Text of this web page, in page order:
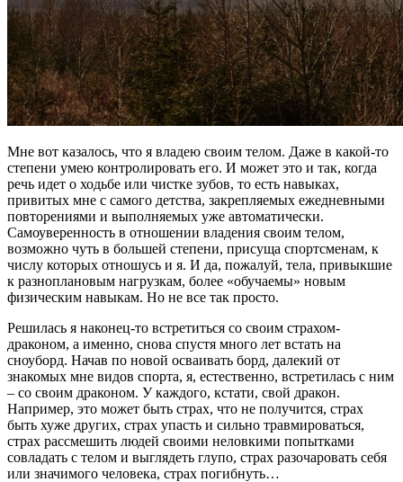
Мне вот казалось, что я владею своим телом. Даже в какой-то
степени умею контролировать его. И может это и так, когда
речь идет о ходьбе или чистке зубов, то есть навыках,
привитых мне с самого детства, закрепляемых ежедневными
повторениями и выполняемых уже автоматически.
Самоуверенность в отношении владения своим телом,
возможно чуть в большей степени, присуща спортсменам, к
числу которых отношусь и я. И да, пожалуй, тела, привыкшие
к разноплановым нагрузкам, более «обучаемы» новым
физическим навыкам. Но не все так просто.
Решилась я наконец-то встретиться со своим страхом-
драконом, а именно, снова спустя много лет встать на
сноуборд. Начав по новой осваивать борд, далекий от
знакомых мне видов спорта, я, естественно, встретилась с ним
– со своим драконом. У каждого, кстати, свой дракон.
Например, это может быть страх, что не получится, страх
быть хуже других, страх упасть и сильно травмироваться,
страх рассмешить людей своими неловкими попытками
совладать с телом и выглядеть глупо, страх разочаровать себя
или значимого человека, страх погибнуть…